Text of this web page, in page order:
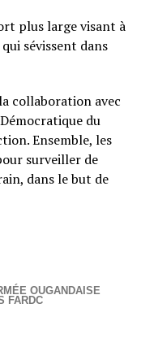
plus large visant à
sévissent dans
collaboration avec
du
Ensemble, les
surveiller de
dans le but de
OUGANDAISE
FARDC